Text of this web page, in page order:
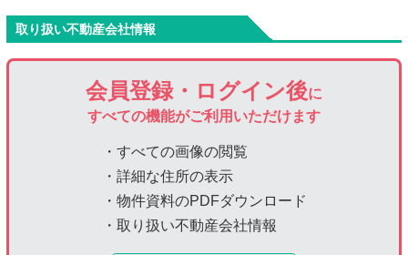
取り扱い不動産会社情報
会員登録・ログイン後に
すべての機能がご利用いただけます
・すべての画像の閲覧
・詳細な住所の表示
・物件資料のPDFダウンロード
・取り扱い不動産会社情報